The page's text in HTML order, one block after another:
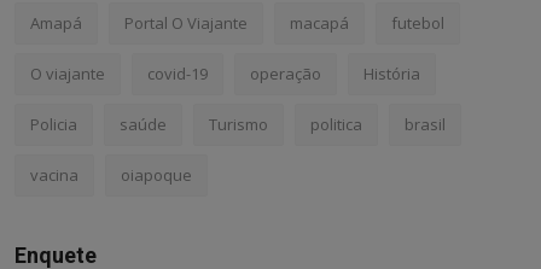
Amapá Portal O Viajante macapá futebol
O viajante covid-19 operação História
Policia saúde Turismo politica brasil
vacina oiapoque
Enquete